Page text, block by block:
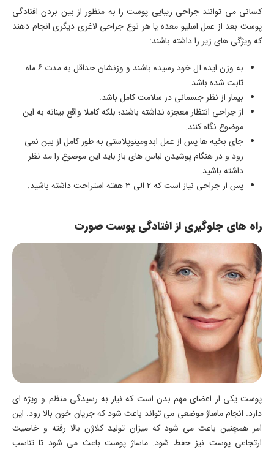
کسانی می توانند جراحی زیبایی پوست را به منظور از بین بردن افتادگی
پوست بعد از عمل اسلیو معده یا هر نوع جراحی لاغری دیگری انجام دهند
که ویژگی های زیر را داشته باشند:
به وزن ایده آل خود رسیده باشند و وزنشان حداقل به مدت 6 ماه
ثابت شده باشد.
بیمار از نظر جسمانی در سلامت کامل باشد.
از جراحی انتظار معجزه نداشته باشند؛ بلکه کاملا واقع بینانه به این
موضوع نگاه کنند.
جای بخیه ها پس از عمل ابدومینوپلاستی به طور کامل از بین نمی
رود و در هنگام پوشیدن لباس های باز باید این موضوع را مد نظر
داشته باشید.
پس از جراحی نیاز است که 2 الی 3 هفته استراحت داشته باشید.
راه های جلوگیری از افتادگی پوست صورت
پوست یکی از اعضای مهم بدن است که نیاز به رسیدگی منظم و ویژه ای
دارد. انجام ماساژ موضعی می تواند باعث شود که جریان خون بالا رود. این
امر همچنین باعث می شود که میزان تولید کلاژن بالا رفته و خاصیت
ارتجاعی پوست نیز حفظ شود. ماساژ پوست باعث می شود تا تناسب